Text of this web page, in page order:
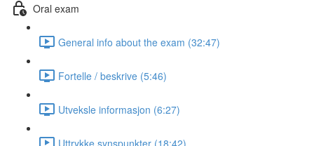
Oral exam
General info about the exam (32:47)
Fortelle / beskrive (5:46)
Utveksle informasjon (6:27)
Uttrykke synspunkter (18:42)